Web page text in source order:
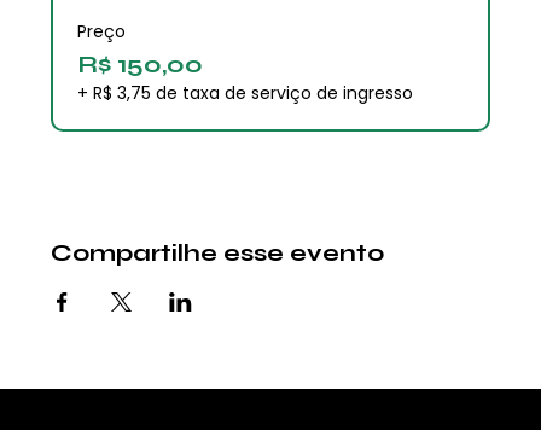
Preço
R$ 150,00
+ R$ 3,75 de taxa de serviço de ingresso
Compartilhe esse evento